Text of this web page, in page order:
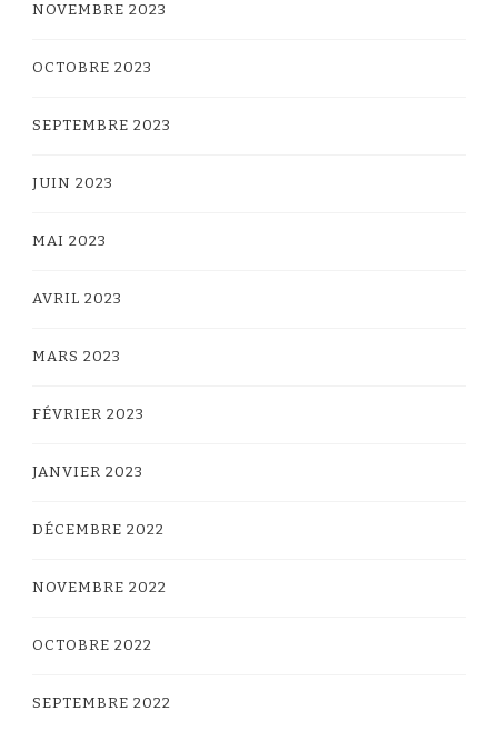
NOVEMBRE 2023
OCTOBRE 2023
SEPTEMBRE 2023
JUIN 2023
MAI 2023
AVRIL 2023
MARS 2023
FÉVRIER 2023
JANVIER 2023
DÉCEMBRE 2022
NOVEMBRE 2022
OCTOBRE 2022
SEPTEMBRE 2022